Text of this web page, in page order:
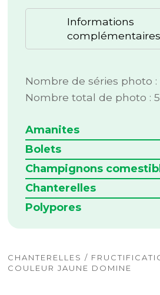
RÉPERTOIRE
Informations
Nombre de séries photo :
Nombre total de photo :
Amanites
Bolets
Champignons
Chanterelles
Polypores
CHANTERELLES /
COULEUR JAUNE DOMINE